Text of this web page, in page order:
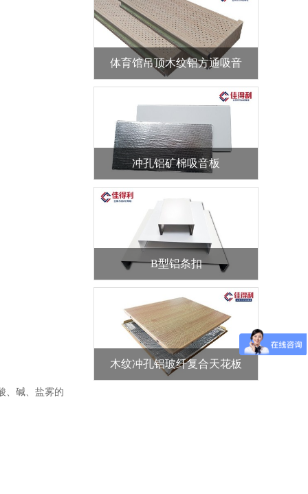
、碱、盐雾的
体育馆吊顶木纹铝方通吸音
冲孔铝矿棉吸音板
B型铝条扣
木纹冲孔铝玻纤复合天花板